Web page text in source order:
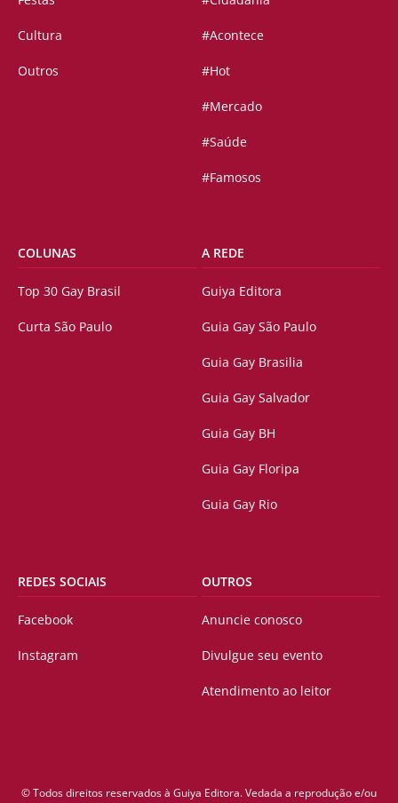
Cultura
Outros
#Acontece
#Hot
#Mercado
#Saúde
#Famosos
COLUNAS
Top 30 Gay Brasil
Curta São Paulo
A REDE
Guiya Editora
Guia Gay São Paulo
Guia Gay Brasilia
Guia Gay Salvador
Guia Gay BH
Guia Gay Floripa
Guia Gay Rio
REDES SOCIAIS
Facebook
Instagram
OUTROS
Anuncie conosco
Divulgue seu evento
Atendimento ao leitor
© Todos direitos reservados à Guiya Editora. Vedada a reprodução e/ou